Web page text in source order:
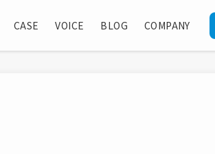
CASE VOICE BLOG COMPANY